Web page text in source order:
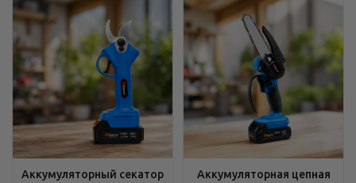
Аккумуляторный секатор
Аккумуляторная цепная